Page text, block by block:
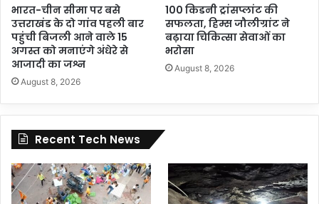
भारत-चीन सीमा पर बसे
उत्तराखंड के दो गांव पहली बार
पहुंची बिजली आने वाले 15
अगस्त को मनाएंगे अंधेरे से
आजादी का जश्न
August 8, 2026
100 किडनी ट्रांसप्लांट की
सफलता, हिम्स जौलीग्रांट ने
बढ़ाया चिकित्सा सेवाओं का
भरोसा
August 8, 2026
Recent Tech News